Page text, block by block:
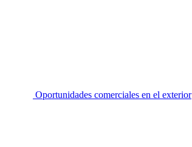
Oportunidades comerciales en el exterior